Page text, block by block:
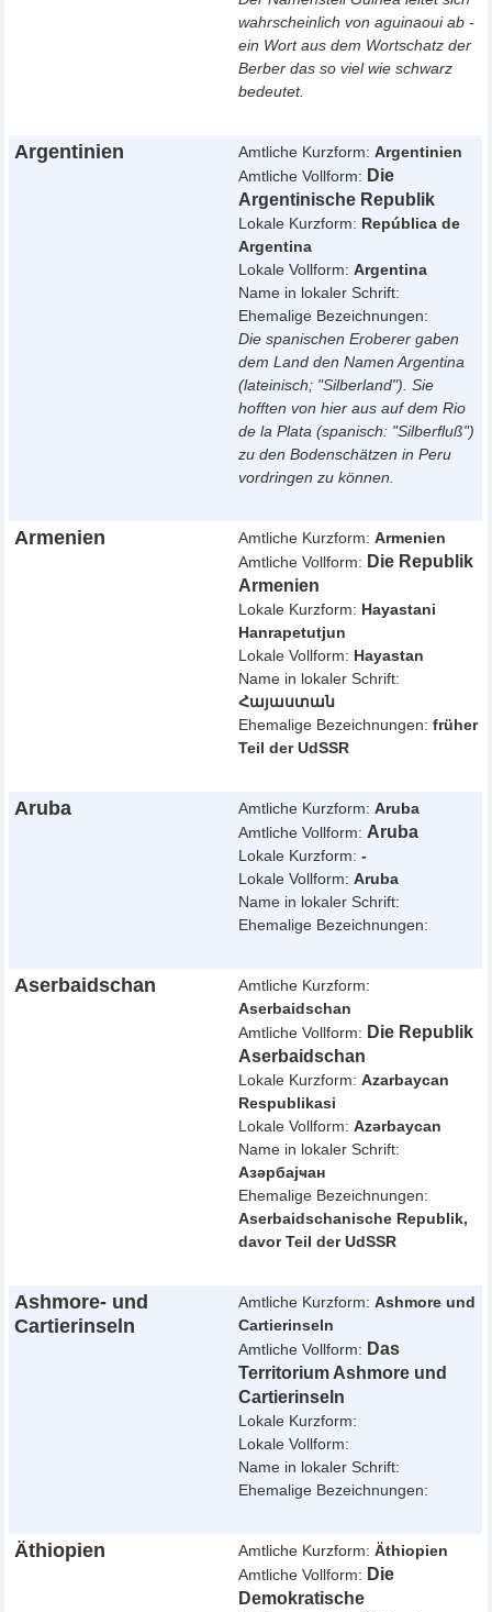
wahrscheinlich von aguinaoui ab -
ein Wort aus dem Wortschatz der
Berber das so viel wie schwarz
bedeutet.
Argentinien Amtliche Kurzform:Argentinien
Amtliche Vollform: Die
Argentinische Republik
Lokale Kurzform: República de
Argentina
Lokale Vollform:Argentina
Name in lokaler Schrift:
Ehemalige Bezeichnungen:
Die spanischen Eroberer gaben
dem Land den Namen Argentina
(lateinisch; "Silberland"). Sie
hofften von hier aus auf dem Rio
de la Plata (spanisch: "Silberfluß")
zu den Bodenschätzen in Peru
vordringen zu können.
Armenien Amtliche Kurzform:Armenien
Amtliche Vollform: Die Republik
Armenien
Lokale Kurzform: Hayastani
Hanrapetutjun
Lokale Vollform: Hayastan
Name in lokaler Schrift:
Հայաստան
Ehemalige Bezeichnungen:früher
Teil der UdSSR
Aruba Amtliche Kurzform:Aruba
Amtliche Vollform:Aruba
Lokale Kurzform:-
Lokale Vollform:Aruba
Name in lokaler Schrift:
Ehemalige Bezeichnungen:
Aserbaidschan
Amtliche Kurzform:
Aserbaidschan
Amtliche Vollform: Die Republik
Aserbaidschan
Lokale Kurzform:Azarbaycan
Respublikasi
Lokale Vollform:Azərbaycan
Name in lokaler Schrift:
Азәрбајҹан
Ehemalige Bezeichnungen:
Aserbaidschanische Republik,
davor Teil der UdSSR
Ashmore- und
Cartierinseln
Amtliche Kurzform:Ashmore und
Cartierinseln
Amtliche Vollform: Das
Territorium Ashmore und
Cartierinseln
Lokale Kurzform:
Lokale Vollform:
Name in lokaler Schrift:
Ehemalige Bezeichnungen:
Äthiopien Amtliche Kurzform:Äthiopien
Amtliche Vollform: Die
Demokratische